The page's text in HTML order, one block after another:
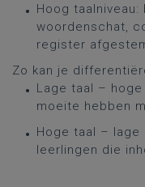
Hoog
woordenschat,
register
Zo kan je
Lage taal –
moeite hebben
Hoge taal – lage
leerlingen die